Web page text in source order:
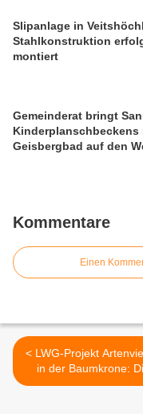
Slipanlage in
Stahlkonstruktion
montiert
Gemeinderat bringt
Kinderplanschbeckens
Geisbergbad auf den
Kommentare
Einen
< LWG-Projekt Artenvielfalt
in der Baumkrone:
Bäume von morgen